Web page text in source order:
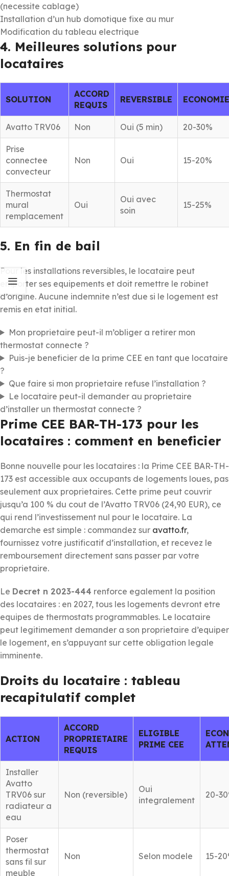
(necessite cablage)
Installation d’un hub domotique fixe au mur
Modification du tableau electrique
4. Meilleures solutions pour
locataires
SOLUTION
ACCORD
REQUIS
REVERSIBLE
Avatto TRV06 Non Oui (5 min) 20-30%
Prise
connectee
convecteur
Non Oui 15-20%
Thermostat
mural
remplacement
Oui
Oui avec
soin
15-25%
5. En fin de bail
Pour les installations reversibles, le locataire peut
emporter ses equipements et doit remettre le robinet
d’origine. Aucune indemnite n’est due si le logement est
remis en etat initial.
Mon proprietaire peut-il m’obliger a retirer mon
thermostat connecte ?
Puis-je beneficier de la prime CEE en tant que locataire
?
Que faire si mon proprietaire refuse l’installation ?
Le locataire peut-il demander au proprietaire
d’installer un thermostat connecte ?
Prime CEE BAR-TH-173 pour les
locataires : comment en beneficier
Bonne nouvelle pour les locataires : la Prime CEE BAR-TH-
173 est accessible aux occupants de logements loues, pas
seulement aux proprietaires. Cette prime peut couvrir
jusqu’a 100 % du cout de l’Avatto TRV06 (24,90 EUR), ce
qui rend l’investissement nul pour le locataire. La
demarche est simple : commandez sur avatto.fr,
fournissez votre justificatif d’installation, et recevez le
remboursement directement sans passer par votre
proprietaire.
Le Decret n 2023-444 renforce egalement la position
des locataires : en 2027, tous les logements devront etre
equipes de thermostats programmables. Le locataire
peut legitimement demander a son proprietaire d’equiper
le logement, en s’appuyant sur cette obligation legale
imminente.
Droits du locataire : tableau
recapitulatif complet
ACTION
ACCORD
PROPRIETAIRE
REQUIS
ELIGIBLE
PRIME CEE
Installer
Avatto
TRV06 sur
radiateur a
eau
Non (reversible)
Oui
integralement
20-
Poser
thermostat
sans fil sur
meuble
Non Selon modele 15-